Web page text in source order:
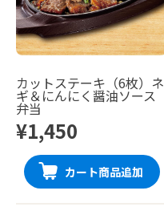
カットステーキ（6枚）ネ
ギ＆にんにく醤油ソース
弁当
¥1,450
カート商品追加